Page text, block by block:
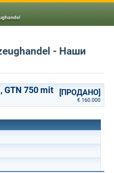
- Наши
GTN 750 mit
[ПРОДАНО]
€ 160.000